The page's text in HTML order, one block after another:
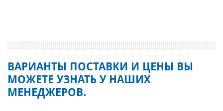
ВАРИАНТЫ ПОСТАВКИ И ЦЕНЫ ВЫ
МОЖЕТЕ УЗНАТЬ У НАШИХ
МЕНЕДЖЕРОВ.